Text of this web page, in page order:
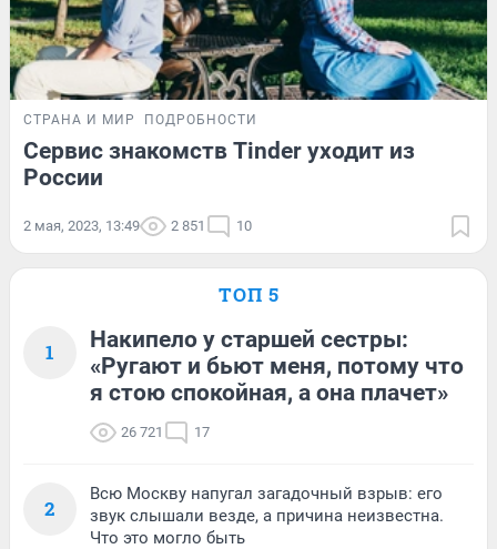
СТРАНА И МИР ПОДРОБНОСТИ
Сервис знакомств Tinder уходит из
России
2 мая, 2023, 13:49 2 851 10
ТОП 5
1
Накипело у старшей сестры:
«Ругают и бьют меня, потому что
я стою спокойная, а она плачет»
26 721 17
2
Всю Москву напугал загадочный взрыв: его
звук слышали везде, а причина неизвестна.
Что это могло быть